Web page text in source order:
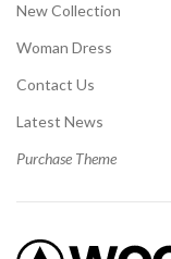
New Collection
Woman Dress
Contact Us
Latest News
Purchase Theme